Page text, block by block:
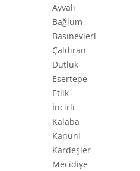
Ayvalı
Bağlum
Basınevleri
Çaldıran
Dutluk
Esertepe
Etlik
İncirli
Kalaba
Kanuni
Kardeşler
Mecidiye